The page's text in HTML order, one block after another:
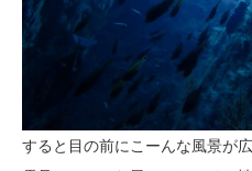
すると目の前にこーんな風景が広